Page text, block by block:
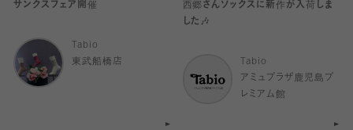
サンクスフェア開催
Tabio
東武船橋店
西郷さんソックスに新作が入荷しま
した🎶
Tabio
アミュプラザ鹿児島プ
レミアム館